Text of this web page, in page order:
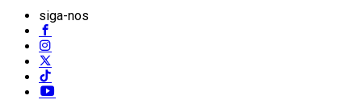
siga-nos